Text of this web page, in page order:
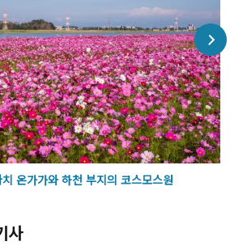
온가가와 하천 부지의 코스모스원
사